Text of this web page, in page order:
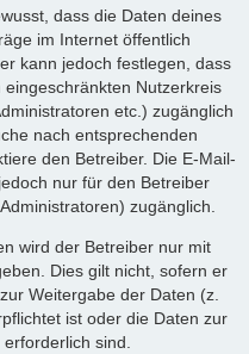
dass die Daten deines
im Internet öffentlich
kann jedoch festlegen, dass
Nutzerkreis
etc.) zugänglich
nach entsprechenden
den Betreiber. Die E-Mail-
nur für den Betreiber
zugänglich.
wird der Betreiber nur mit
Dies gilt nicht, sofern er
Weitergabe der Daten (z.
ist oder die Daten zur
sind.